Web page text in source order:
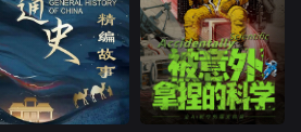
背后的真相。考古
学家、地质学家和
古生物学家正在使
用尖端技术调查传
说背后的真相。尤
利西斯——故事中
历史。影片讲述张
骞出使、霍去病设
四郡、丝路贸易、
佛教传播、凉州会
盟等史实，展现此
地作为中原通往西